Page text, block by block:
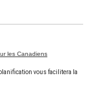
les Canadiens
vous facilitera la